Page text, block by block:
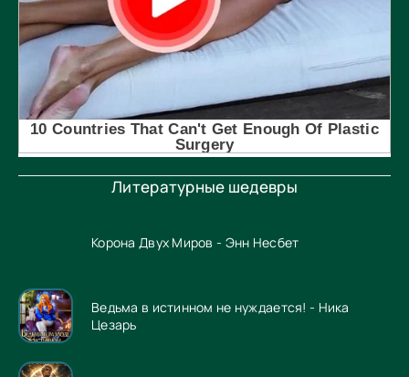
Литературные шедевры
Корона Двух Миров - Энн Несбет
Ведьма в истинном не нуждается! - Ника
Цезарь